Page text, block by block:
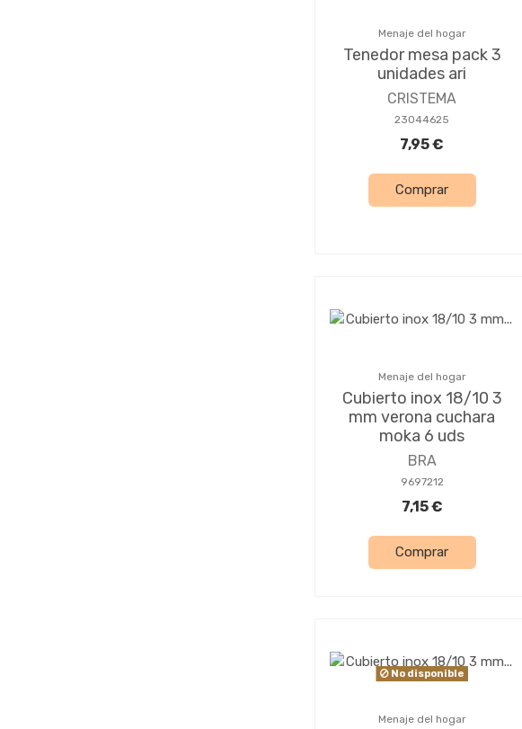
Menaje del hogar
Tenedor mesa pack 3
unidades ari
CRISTEMA
23044625
7,95 €
Comprar
Menaje del hogar
Cubierto inox 18/10 3
mm verona cuchara
moka 6 uds
BRA
9697212
7,15 €
Comprar
No disponible
Menaje del hogar